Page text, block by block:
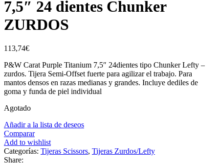
7,5″ 24 dientes Chunker
ZURDOS
113,74€
P&W Carat Purple Titanium 7,5″ 24dientes tipo Chunker Lefty –
zurdos. Tijera Semi-Offset fuerte para agilizar el trabajo. Para
mantos densos en razas medianas y grandes. Incluye dediles de
goma y funda de piel individual
Agotado
Añadir a la lista de deseos
Comparar
Add to wishlist
Categorías: Tijeras Scissors, Tijeras Zurdos/Lefty
Share: